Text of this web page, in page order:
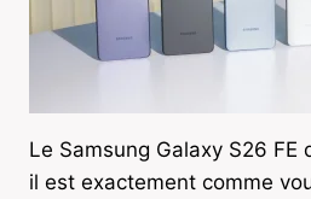
Le Samsung Galaxy S26
il est exactement comme